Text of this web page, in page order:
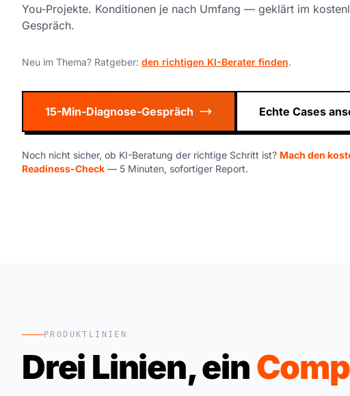
You-Projekte. Konditionen je nach Umfang — geklärt im
Gespräch.
Neu im Thema? Ratgeber: den richtigen KI-Berater finden.
15-Min-Diagnose-Gespräch Echte Cases
Noch nicht sicher, ob KI-Beratung der richtige Schritt ist? Mach den
Readiness-Check — 5 Minuten, sofortiger Report.
PRODUKTLINIEN
Drei Linien, ein